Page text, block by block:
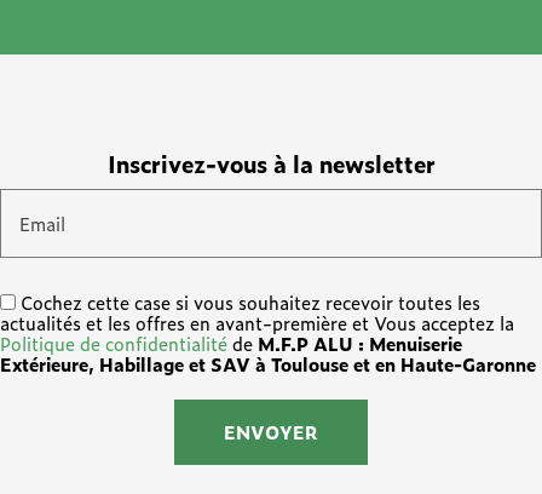
Inscrivez-vous à la newsletter
Email
Cochez cette case si vous souhaitez recevoir toutes les
actualités et les offres en avant-première et Vous acceptez la
Politique de confidentialitéde M.F.P ALU : Menuiserie
Extérieure, Habillage et SAV à Toulouse et en Haute-Garonne